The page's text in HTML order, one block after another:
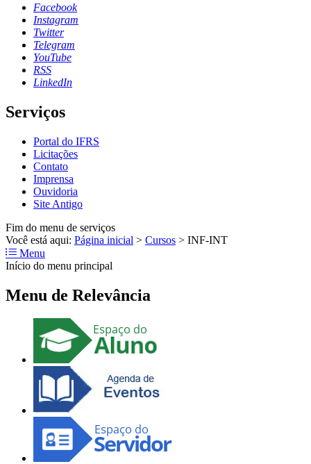
Facebook
Instagram
Twitter
Telegram
YouTube
RSS
LinkedIn
Serviços
Portal do IFRS
Licitações
Contato
Imprensa
Ouvidoria
Site Antigo
Fim do menu de serviços
Você está aqui: Página inicial > Cursos > INF-INT
Menu
Início do menu principal
Menu de Relevância